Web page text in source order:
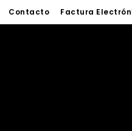
Contacto Factura